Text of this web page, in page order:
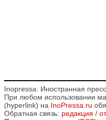
Inopressa: Иностранная
При любом использовании
(hyperlink) на InoPressa.ru
Обратная связь: редакция /